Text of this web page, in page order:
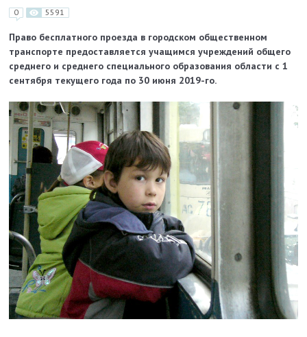
0 5591
Право бесплатного проезда в городском общественном
транспорте предоставляется учащимся учреждений общего
среднего и среднего специального образования области с 1
сентября текущего года по 30 июня 2019-го.